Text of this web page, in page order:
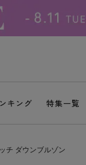
キング 特集一覧
チ ダウンブルゾン